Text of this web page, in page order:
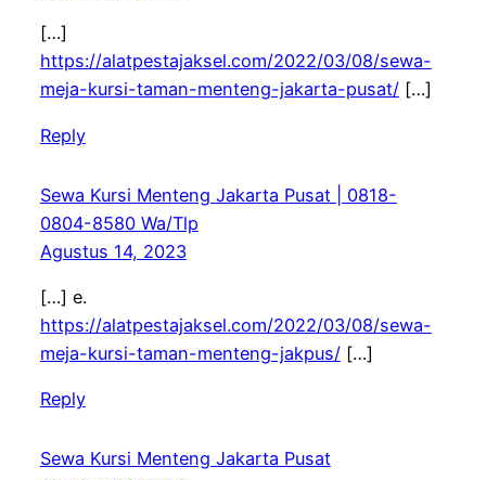
[…]
https://alatpestajaksel.com/2022/03/08/sewa-
meja-kursi-taman-menteng-jakarta-pusat/[…]
Reply
Sewa Kursi Menteng Jakarta Pusat | 0818-
0804-8580 Wa/Tlp
Agustus 14, 2023
[…] e.
https://alatpestajaksel.com/2022/03/08/sewa-
meja-kursi-taman-menteng-jakpus/[…]
Reply
Sewa Kursi Menteng Jakarta Pusat